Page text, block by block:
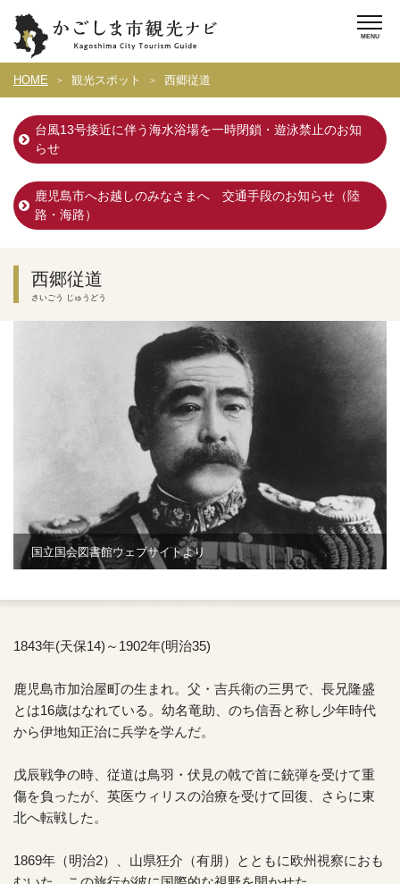
HOME 観光スポット 西郷従道
台風13号接近に伴う海水浴場を一時閉鎖・遊泳禁止のお知
らせ
鹿児島市へお越しのみなさまへ 交通手段のお知らせ（陸
路・海路）
西郷従道
さいごう じゅうどう
国立国会図書館ウェブサイトより
1843年(天保14)～1902年(明治35)
鹿児島市加治屋町の生まれ。父・吉兵衛の三男で、長兄隆盛
とは16歳はなれている。幼名竜助、のち信吾と称し少年時代
から伊地知正治に兵学を学んだ。
戊辰戦争の時、従道は鳥羽・伏見の戟で首に銃弾を受けて重
傷を負ったが、英医ウィリスの治療を受けて回復、さらに東
北へ転戦した。
1869年（明治2）、山県狂介（有朋）とともに欧州視察におも